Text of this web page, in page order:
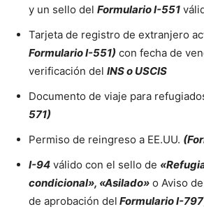
y un sello del Formulario I-551
Tarjeta de registro de extranjero
Formulario I-551) con fecha de
verificación del INS o USCIS
Documento de viaje para
571)
Permiso de reingreso a EE.UU.
I-94 válido con el sello de
condicional», «Asilado» o Aviso
de aprobación del Formulario I-797